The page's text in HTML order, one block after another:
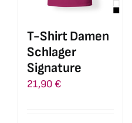
auf
Produktseite
gewählt
werden
T-Shirt Damen
Schlager
Signature
21,90 €